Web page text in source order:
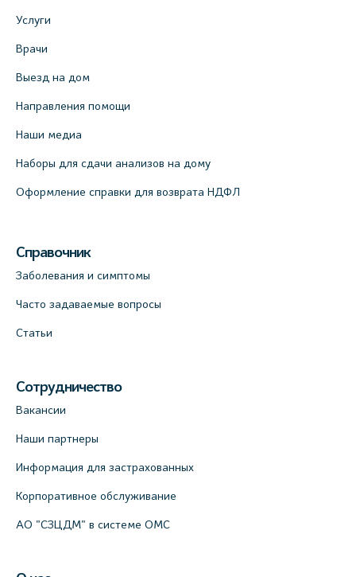
Медицинский центр на пр. Просвещения,
+7 (812) 660-73-69
На карте
(официальный партнер), Красносельское
шоссе, 54, к.3
Медицинский центр на Кондратьевском
пр., 62к3 (официальный партнер)
д.3, В.О. (официальный партнёр)
Лабораторный терминал на
Кронверкском пр., 31 (официальный
партнёр)
Услуги
Врачи
Выезд на дом
Направления помощи
Наши медиа
Наборы для сдачи анализов на дому
Оформление справки для возврата НДФЛ
Справочник
Заболевания и симптомы
Часто задаваемые вопросы
Статьи
Сотрудничество
Вакансии
Наши партнеры
Информация для застрахованных
Корпоративное обслуживание
АО "СЗЦДМ" в системе ОМС